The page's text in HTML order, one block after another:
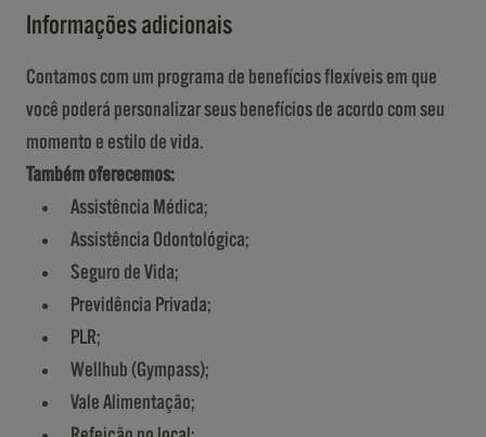
Informações adicionais
Contamos com um programa de benefícios flexíveis em que
você poderá personalizar seus benefícios de acordo com seu
momento e estilo de vida.
Também oferecemos:
Assistência Médica;
Assistência Odontológica;
Seguro de Vida;
Previdência Privada;
PLR;
Wellhub (Gympass);
Vale Alimentação;